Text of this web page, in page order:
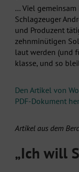
… Viel
Schlagzeuger
und Produzent
zehnminütigen
laut werden (und
klasse, und so
Den Artikel von
PDF-Dokument
Artikel aus dem
„Ich will